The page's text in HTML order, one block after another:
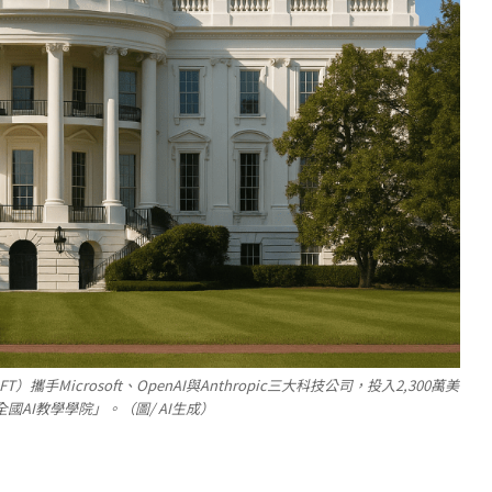
）攜手Microsoft、OpenAI與Anthropic三大科技公司，投入2,300萬美
AI教學學院」。（圖/ AI生成）